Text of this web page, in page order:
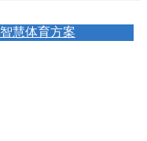
智慧体育方案